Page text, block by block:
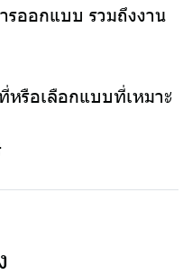
รออกแบบ รวมถึงงาน
รือเลือกแบบที่เหมาะ